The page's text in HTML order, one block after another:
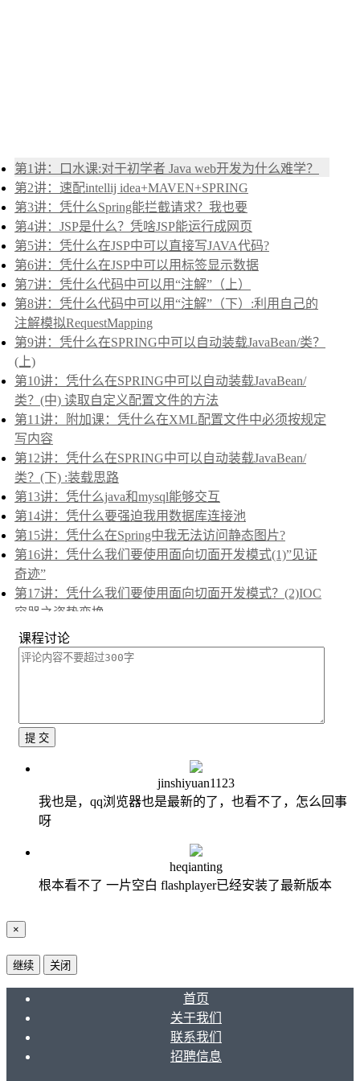
第1讲：口水课:对于初学者 Java web开发为什么难学？
第2讲：速配intellij idea+MAVEN+SPRING
第3讲：凭什么Spring能拦截请求？我也要
第4讲：JSP是什么？凭啥JSP能运行成网页
第5讲：凭什么在JSP中可以直接写JAVA代码?
第6讲：凭什么在JSP中可以用标签显示数据
第7讲：凭什么代码中可以用“注解”（上）
第8讲：凭什么代码中可以用“注解”（下）:利用自己的
注解模拟RequestMapping
第9讲：凭什么在SPRING中可以自动装载JavaBean/类？
(上)
第10讲：凭什么在SPRING中可以自动装载JavaBean/
类？(中) 读取自定义配置文件的方法
第11讲：附加课：凭什么在XML配置文件中必须按规定
写内容
第12讲：凭什么在SPRING中可以自动装载JavaBean/
类？(下) :装载思路
第13讲：凭什么java和mysql能够交互
第14讲：凭什么要强迫我用数据库连接池
第15讲：凭什么在Spring中我无法访问静态图片?
第16讲：凭什么我们要使用面向切面开发模式(1)”见证
奇迹”
第17讲：凭什么我们要使用面向切面开发模式？(2)IOC
容器之姿势变换
第18讲：凭什么我们要使用面向切面开发模式？(3)继续
AOP了解，after-returning的妙用
增操作
第21讲：mybatis+spring基本学习(3):更新操作之灵活思维
第22讲：实战准备:mybatis+spring基本学习(4):事务回滚
第23讲：实战前准备：Spring MVC 4快速实现RESTFUL
第24讲：第一章完结课：为什么要使用数据库中间件和
第25讲：[附加课]mysql中间件MyCat配置(上):多节点取
数据
以及挂掉一台服务器后
第27讲：[附加课]mycat中全局表的实战应用简析(上)
第28讲：[附加课]mycat全局表实战应用简析(下):多节点
自增字段的处理
第29讲：用户API开发(1):基于分布式的用户系统表设计
第30讲：用户API开发(2):mybatis和mycat交互
第31讲：用户API开发(3):mybatis和mycat实现用户简单注
册
课程讨论
提 交
jinshiyuan1123
我也是，qq浏览器也是最新的了，也看不了，怎么回事
呀
heqianting
根本看不了 一片空白 flashplayer已经安装了最新版本
×
继续 关闭
首页
关于我们
联系我们
招聘信息